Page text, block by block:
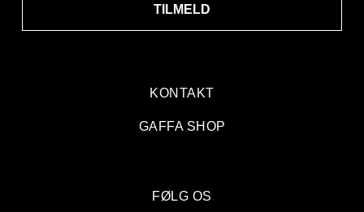
KONTAKT
GAFFA SHOP
TILMELD
FØLG OS